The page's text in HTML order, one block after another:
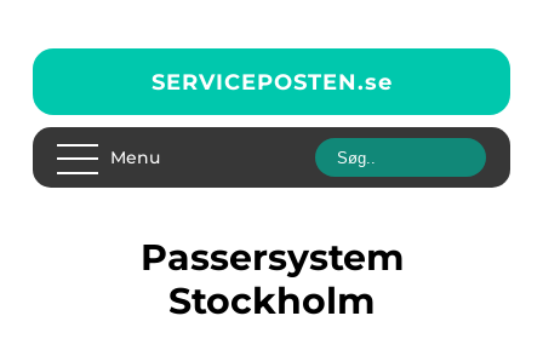
SERVICEPOSTEN.se
Menu
Passersystem
Stockholm